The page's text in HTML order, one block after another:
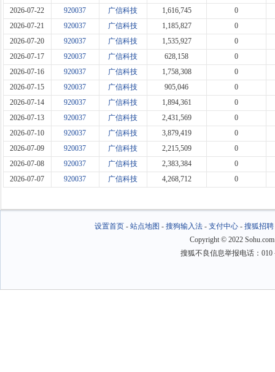
2026-07-22
920037 广信科技 1,616,745
0
2026-07-21
920037 广信科技 1,185,827
0
2026-07-20
920037 广信科技 1,535,927
0
2026-07-17
920037 广信科技 628,158
0
2026-07-16
920037 广信科技 1,758,308
0
2026-07-15
920037 广信科技 905,046
0
2026-07-14
920037 广信科技 1,894,361
0
2026-07-13
920037 广信科技 2,431,569
0
2026-07-10
920037 广信科技 3,879,419
0
2026-07-09
920037 广信科技 2,215,509
0
2026-07-08
920037 广信科技 2,383,384
0
2026-07-07
920037 广信科技 4,268,712 0
设置首页 -站点地图 -搜狗输入法 -支付中心 -搜狐招聘
Copyright © 2022
搜狐不良信息举报电话：010